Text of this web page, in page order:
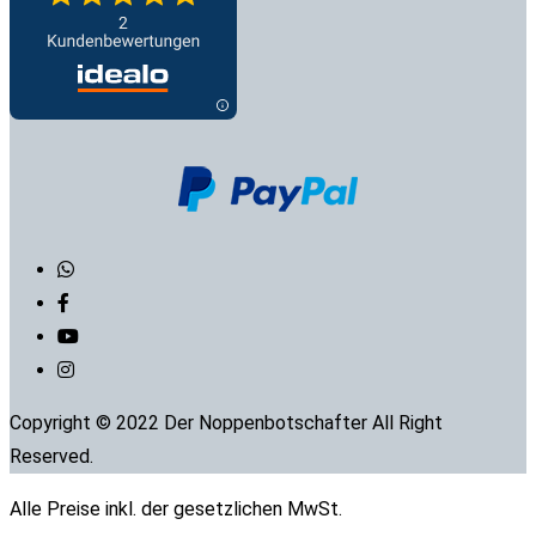
Copyright © 2022 Der Noppenbotschafter All Right
Reserved.
Alle Preise inkl. der gesetzlichen MwSt.